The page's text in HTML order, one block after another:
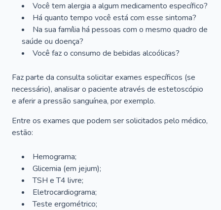
Você tem alergia a algum medicamento específico?
Há quanto tempo você está com esse sintoma?
Na sua família há pessoas com o mesmo quadro de
saúde ou doença?
Você faz o consumo de bebidas alcoólicas?
Faz parte da consulta solicitar exames específicos (se
necessário), analisar o paciente através de estetoscópio
e aferir a pressão sanguínea, por exemplo.
Entre os exames que podem ser solicitados pelo médico,
estão:
Hemograma;
Glicemia (em jejum);
TSH e T4 livre;
Eletrocardiograma;
Teste ergométrico;